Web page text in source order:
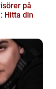
på
Hitta din